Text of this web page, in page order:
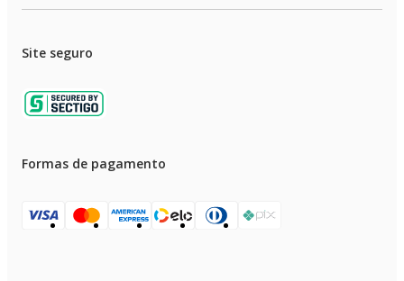
Site seguro
Formas de pagamento